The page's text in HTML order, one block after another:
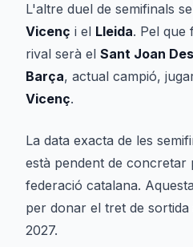
L'altre duel de semifinals
Vicenç i el Lleida. Pel que
rival serà el Sant Joan
Barça, actual campió,
Vicenç.
La data exacta de les
està pendent de concretar
federació catalana.
per donar el tret de
2027.